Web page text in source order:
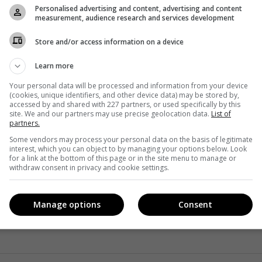
консервативных изданий вроде «Традиционный
может соперничать по авторитетности с Time.
Personalised advertising and content, advertising and content
measurement, audience research and services development
Store and/or access information on a device
Learn more
Your personal data will be processed and information from your device
(cookies, unique identifiers, and other device data) may be stored by,
accessed by and shared with 227 partners, or used specifically by this
site. We and our partners may use precise geolocation data. List of
partners.
Some vendors may process your personal data on the basis of legitimate
interest, which you can object to by managing your options below. Look
for a link at the bottom of this page or in the site menu to manage or
withdraw consent in privacy and cookie settings.
Consent
Manage options